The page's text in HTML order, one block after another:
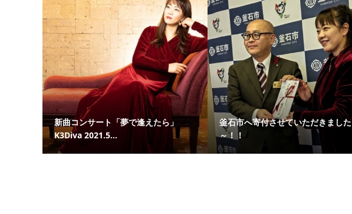
新曲コンサート「夢で逢えたら」
K3Diva 2021.5...
釜石市へ寄付させていただきました
～！！